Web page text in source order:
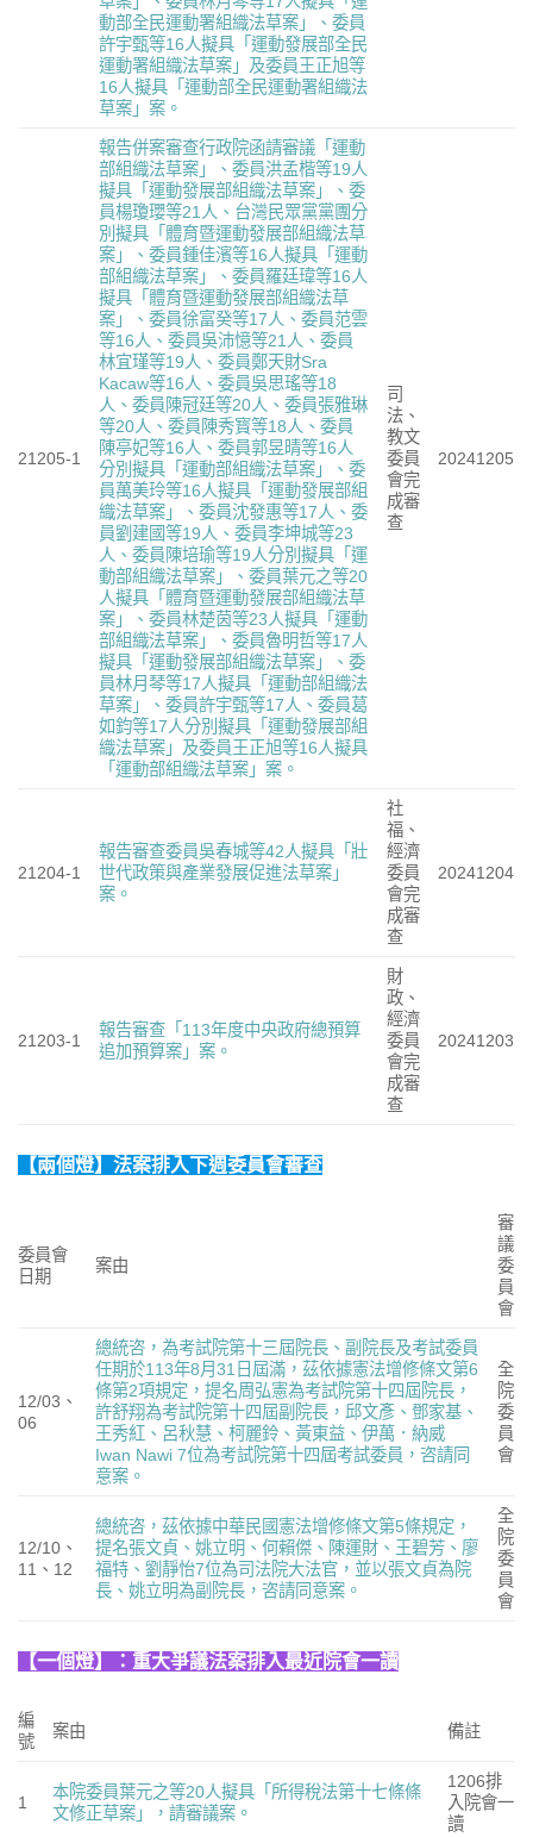
動部全民運動署組織法草案」、委員
許宇甄等16人擬具「運動發展部全民
運動署組織法草案」及委員王正旭等
16人擬具「運動部全民運動署組織法
草案」案。
21205-1
報告併案審查行政院函請審議「運動
部組織法草案」、委員洪孟楷等19人
擬具「運動發展部組織法草案」、委
員楊瓊瓔等21人、台灣民眾黨黨團分
別擬具「體育暨運動發展部組織法草
案」、委員鍾佳濱等16人擬具「運動
部組織法草案」、委員羅廷瑋等16人
擬具「體育暨運動發展部組織法草
案」、委員徐富癸等17人、委員范雲
等16人、委員吳沛憶等21人、委員
林宜瑾等19人、委員鄭天財Sra
Kacaw等16人、委員吳思瑤等18
人、委員陳冠廷等20人、委員張雅琳
等20人、委員陳秀寳等18人、委員
陳亭妃等16人、委員郭昱晴等16人
分別擬具「運動部組織法草案」、委
員萬美玲等16人擬具「運動發展部組
織法草案」、委員沈發惠等17人、委
員劉建國等19人、委員李坤城等23
人、委員陳培瑜等19人分別擬具「運
動部組織法草案」、委員葉元之等20
人擬具「體育暨運動發展部組織法草
案」、委員林楚茵等23人擬具「運動
部組織法草案」、委員魯明哲等17人
擬具「運動發展部組織法草案」、委
員林月琴等17人擬具「運動部組織法
草案」、委員許宇甄等17人、委員葛
如鈞等17人分別擬具「運動發展部組
織法草案」及委員王正旭等16人擬具
「運動部組織法草案」案。
司
法、
教文
委員
會完
成審
查
20241205
21204-1
報告審查委員吳春城等42人擬具「壯
世代政策與產業發展促進法草案」
案。
社
福、
經濟
委員
會完
成審
查
20241204
21203-1
報告審查「113年度中央政府總預算
追加預算案」案。
財
政、
經濟
委員
會完
成審
查
20241203
【兩個燈】法案排入下週委員會審查
委員會
日期
案由
審
議
委
員
會
12/03、
06
總統咨，為考試院第十三屆院長、副院長及考試委員
任期於113年8月31日屆滿，茲依據憲法增修條文第6
條第2項規定，提名周弘憲為考試院第十四屆院長，
許舒翔為考試院第十四屆副院長，邱文彥、鄧家基、
王秀紅、呂秋慧、柯麗鈴、黃東益、伊萬．納威
Iwan Nawi 7位為考試院第十四屆考試委員，咨請同
意案。
全
院
委
員
會
12/10、
11、12
總統咨，茲依據中華民國憲法增修條文第5條規定，
提名張文貞、姚立明、何賴傑、陳運財、王碧芳、廖
福特、劉靜怡7位為司法院大法官，並以張文貞為院
長、姚立明為副院長，咨請同意案。
全
院
委
員
會
【一個燈】：重大爭議法案排入最近院會一讀
編
號
案由 備註
1
本院委員葉元之等20人擬具「所得稅法第十七條條
文修正草案」，請審議案。
1206排
入院會一
讀